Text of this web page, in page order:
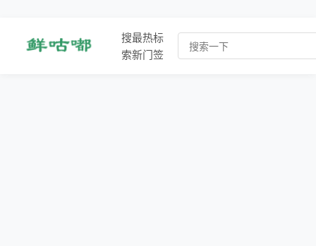
搜
索
最
新
热
门
标
签